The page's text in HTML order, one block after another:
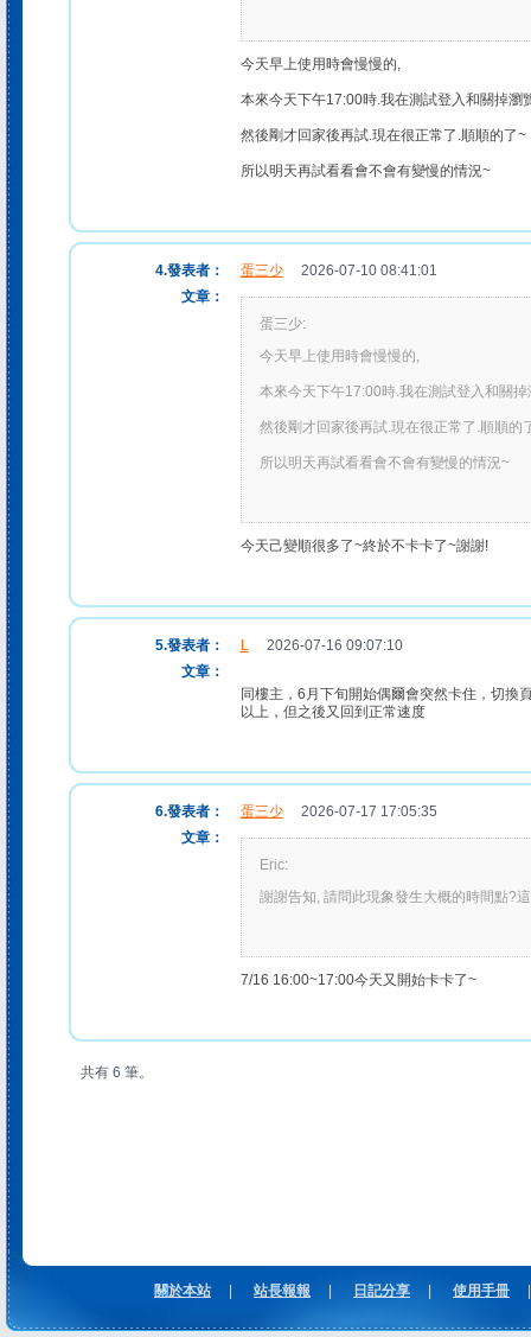
今天早上使用時會慢慢的,
本來今天下午17:00時.我在測試登入和關掉瀏
然後剛才回家後再試.現在很正常了.順順的了~
所以明天再試看看會不會有變慢的情況~
4.發表者： 蛋三少2026-07-10 08:41:01
文章：
蛋三少:
今天早上使用時會慢慢的,
本來今天下午17:00時.我在測試登入和關
然後剛才回家後再試.現在很正常了.順順的
所以明天再試看看會不會有變慢的情況~
今天己變順很多了~終於不卡卡了~謝謝!
5.發表者： L2026-07-16 09:07:10
文章：
同樓主，6月下旬開始偶爾會突然卡住，切換
以上，但之後又回到正常速度
6.發表者： 蛋三少2026-07-17 17:05:35
文章：
Eric:
謝謝告知, 請問此現象發生大概的時間點?
7/16 16:00~17:00今天又開始卡卡了~
共有 6 筆。
關於本站 站長報報 日記分享 使用手冊